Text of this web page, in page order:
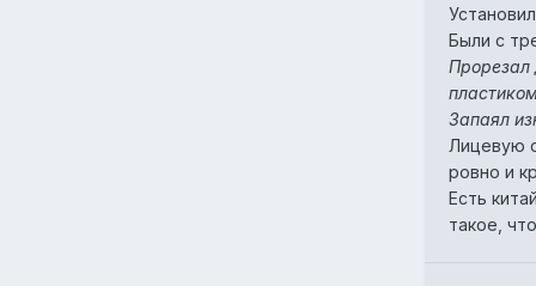
Были с
Прорезал
Запаял
Лицевую
ровно и
Есть
такое,